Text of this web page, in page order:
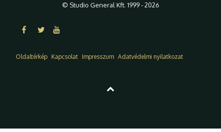
© Studio General Kft. 1999 - 2026
Oldaltérkép Kapcsolat Impresszum Adatvédelmi nyilatkozat